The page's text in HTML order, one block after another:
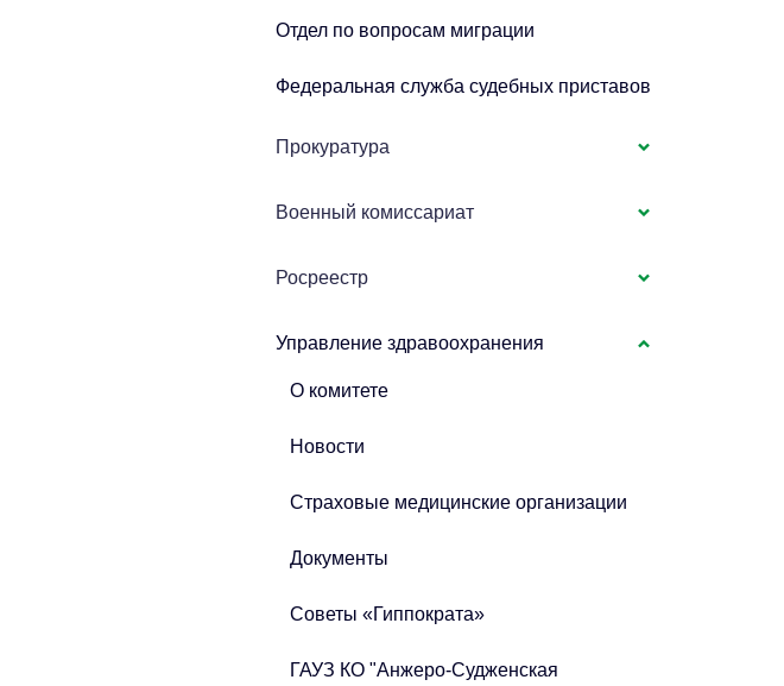
Отдел по вопросам миграции
Федеральная служба судебных приставов
Прокуратура
Военный комиссариат
Росреестр
Управление здравоохранения
О комитете
Новости
Страховые медицинские организации
Документы
Советы «Гиппократа»
ГАУЗ КО "Анжеро-Судженская